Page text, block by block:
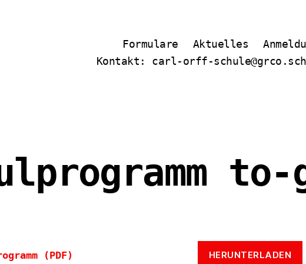
Formulare Aktuelles
Kontakt: carl-orff-
to-
(PDF) HERUNTERLADEN